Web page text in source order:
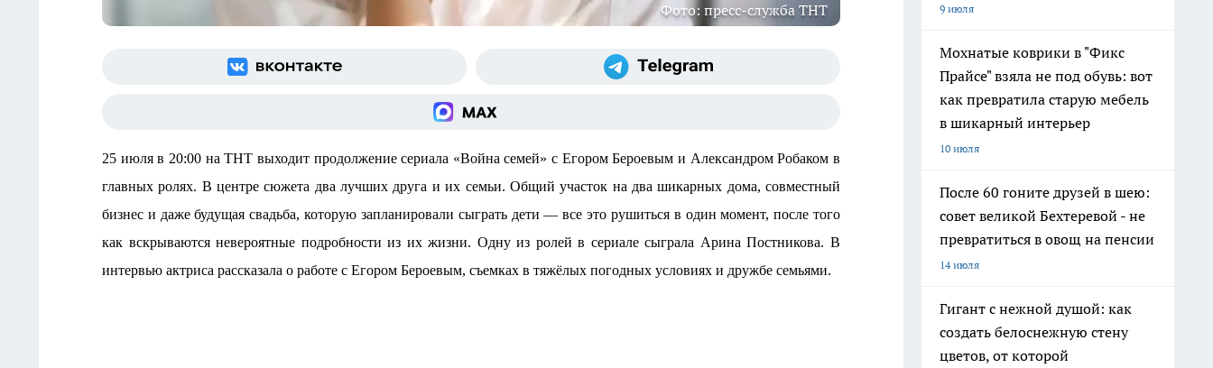
Фото: пресс-служба ТНТ
25 июляв 20:00 на ТНТ выходит продолжение сериала «Война семей» с Егором Бероевым и Александром Робаком в
главных ролях. В центре сюжета два лучших друга и их семьи. Общий участок на два шикарных дома, совместный
бизнес и даже будущая свадьба, которую запланировали сыграть дети — все это рушиться в один момент, после того
как вскрываются невероятные подробности из их жизни. Одну из ролей в сериале сыграла Арина Постникова. В
интервью актриса рассказала о работе с Егором Бероевым, съемках в тяжёлых погодных условиях и дружбе семьями.
9 июля
Мохнатые коврики в "Фикс
Прайсе" взяла не под обувь: вот
как превратила старую мебель
в шикарный интерьер
10 июля
После 60 гоните друзей в шею:
совет великой Бехтеревой - не
превратиться в овощ на пенсии
14 июля
Гигант с нежной душой: как
создать белоснежную стену
цветов, от которой